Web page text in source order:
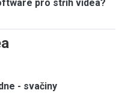
pro střih videa?
- svačiny